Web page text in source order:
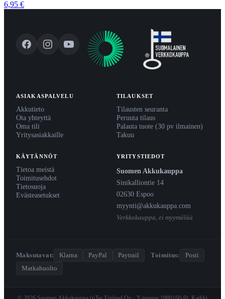
6,95 €
ASIAKASPALVELU
Akkutieto
Ota yhteyttä
Oma tili
Yritysasiakkaille
TILAUKSET
Tilausten seuranta
Peruuta tilaus
Palauta tuote (30 pv ilmainen)
Takuu
KÄYTÄNNÖT
Tietoa meistä
Toimitusehdot
Tietosuoja
Evästeasetukset
YRITYSTIEDOT
Suomen Akkukauppa
Sinikalliontie 14
02630 Espoo
myynti@akkukauppa.com
Verkkokauppa, ei myymälää
Maksutavat: Klarna PayPal Paytrail · Toimitus:
Posti
Matkahuolto